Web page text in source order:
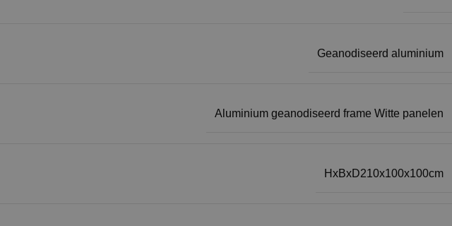
Geanodiseerd aluminium
Aluminium geanodiseerd frame Witte panelen
HxBxD210x100x100cm